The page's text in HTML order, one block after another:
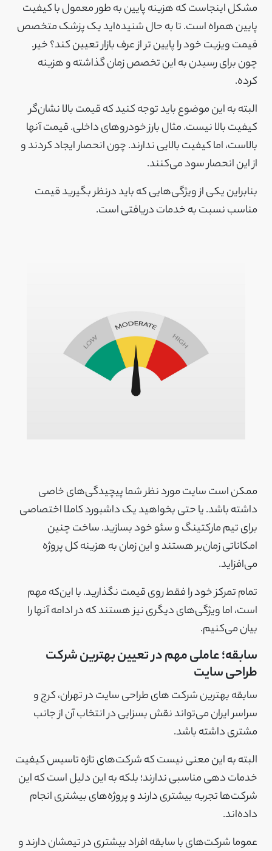
مشکل اینجاست که هزینه پایین به طور معمول با کیفیت
پایین همراه است. تا به حال شنیده‌اید یک پزشک متخصص
قیمت ویزیت خود را پایین تر از عرف بازار تعیین کند؟ خیر.
چون برای رسیدن به این تخصص زمان گذاشته و هزینه
کرده.
البته به این موضوع باید توجه کنید که قیمت بالا نشان‌گر
کیفیت بالا نیست. مثال بارز خودروهای داخلی. قیمت آنها
بالاست، اما کیفیت بالایی ندارند. چون انحصار ایجاد کردند و
از این انحصار سود می‌کنند.
بنابراین یکی از ویژگی‌هایی که باید درنظر بگیرید قیمت
مناسب نسبت به خدمات دریافتی است.
ممکن است سایت مورد نظر شما پیچیدگی‌های خاصی
داشته باشد. یا حتی بخواهید یک داشبورد کاملا اختصاصی
برای تیم مارکتینگ و سئو خود بسازید. ساخت چنین
امکاناتی زمان‌بر هستند و این زمان به هزینه کل پروژه
می‌افزاید.
تمام تمرکز خود را فقط روی قیمت نگذارید. با این‌که مهم
است، اما ویژگی‌های دیگری نیز هستند که در ادامه آنها را
بیان می‌کنیم.
سابقه؛ عاملی مهم در تعیین بهترین شرکت
طراحی سایت
سابقه بهترین شرکت های طراحی سایت در تهران، کرج و
سراسر ایران می‌تواند نقش بسزایی در انتخاب آن از جانب
مشتری داشته باشد.
البته به این معنی نیست که شرکت‌های تازه تاسیس کیفیت
خدمات دهی مناسبی ندارند؛ بلکه به این دلیل است که این
شرکت‌ها تجربه بیشتری دارند و پروژه‌های بیشتری انجام‌
داده‌اند.
عموما شرکت‌های با سابقه افراد بیشتری در تیمشان دارند و